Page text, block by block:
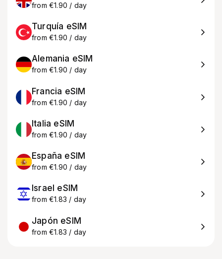
from €1.90 / day
Turquía eSIM
from €1.90 / day
Alemania eSIM
from €1.90 / day
Francia eSIM
from €1.90 / day
Italia eSIM
from €1.90 / day
España eSIM
from €1.90 / day
Israel eSIM
from €1.83 / day
Japón eSIM
from €1.83 / day